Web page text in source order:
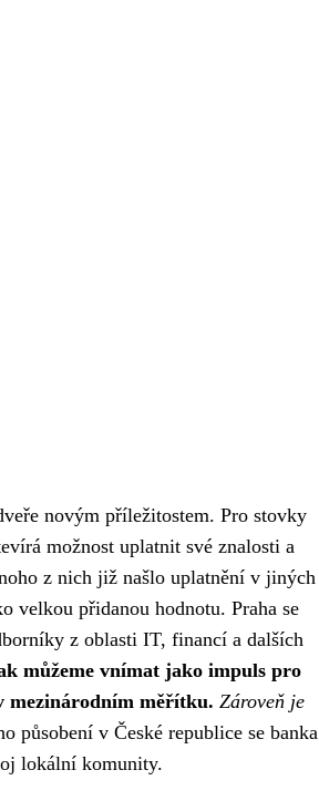
novým příležitostem. Pro stovky
možnost uplatnit své znalosti a
z nich již našlo uplatnění v jiných
velkou přidanou hodnotu. Praha se
z oblasti IT, financí a dalších
můžeme vnímat jako impuls pro
mezinárodním měřítku. Zároveň je
působení v České republice se banka
lokální komunity.